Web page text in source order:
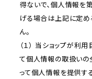
得ないで、個人情報を
げる場合は上記に定
ん。
（１） 当ショップが利
て個人情報の取扱いの
って個人情報を提供す